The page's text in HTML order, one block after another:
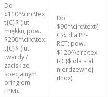
Do
$110^\circ\tex
t{C}$ (lut
miękki), pow.
$200^\circ\tex
t{C}$ (lut
twardy /
zacisk ze
specjalnym
oringiem
FPM).
Do
$90^\circ\text{
C}$ dla PP-
RCT; pow.
$120^\circ\tex
t{C}$ dla stali
nierdzewnej
(Inox).